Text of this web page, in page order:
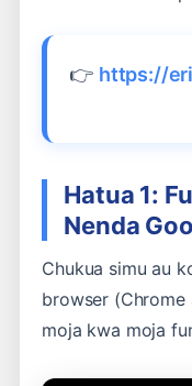
👉 https://
Hatua 1:
Nenda
Chukua simu au
browser (Chrome
moja kwa moja